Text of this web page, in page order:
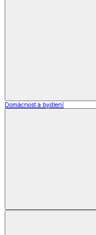
Domácnost a bydlení